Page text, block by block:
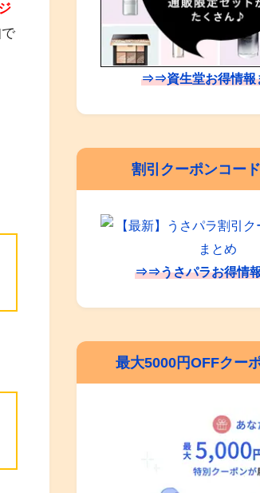
⇒⇒資生堂お得情報
割引クーポンコー
⇒⇒うさパラお得情
最大5000円OFFクー